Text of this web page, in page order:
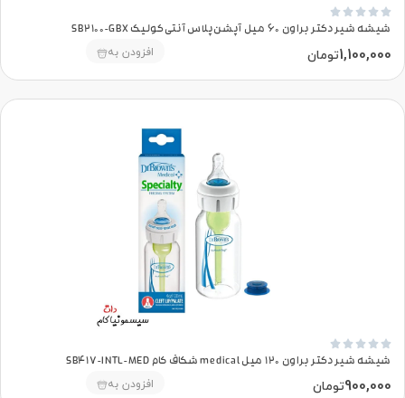





شیشه شیر دکتر براون 60 میل آپشن‌پلاس آنتی‌کولیک SB2100-GBX
1,100,000تومان افزودن به





شیشه شیر دکتر براون 120 میل medical شکاف کام SB417-INTL-MED
900,000تومان افزودن به